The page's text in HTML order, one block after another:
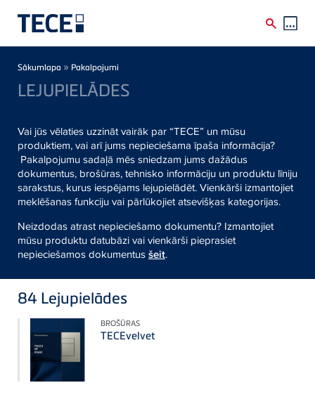
Breadcrumb
Sākumlapa » Pakalpojumi
LEJUPIELĀDES
Vai jūs vēlaties uzzināt vairāk par “TECE” un mūsu
produktiem, vai arī jums nepieciešama īpaša informācija?
Pakalpojumu sadaļā mēs sniedzam jums dažādus
dokumentus, brošūras, tehnisko informāciju un produktu līniju
sarakstus, kurus iespējams lejupielādēt. Vienkārši izmantojiet
meklēšanas funkciju vai pārlūkojiet atsevišķas kategorijas.
Neizdodas atrast nepieciešamo dokumentu? Izmantojiet
mūsu produktu datubāzi vai vienkārši pieprasiet
nepieciešamos dokumentusšeit.
84 Lejupielādes
BROŠŪRAS
TECEvelvet